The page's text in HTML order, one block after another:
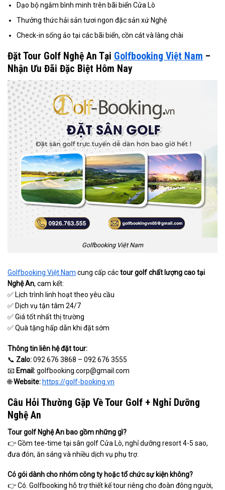
Dạo bộ ngắm bình minh trên bãi biển Cửa Lò
Thưởng thức hải sản tươi ngon đặc sản xứ Nghệ
Check-in sống ảo tại các bãi biển, cồn cát và làng chài
Đặt Tour Golf Nghệ An Tại Golfbooking Việt Nam –
Nhận Ưu Đãi Đặc Biệt Hôm Nay
Golfbooking Việt Nam
Golfbooking Việt Nam cung cấp cáctour golf chất lượng cao tại
Nghệ An, cam kết:
✅ Lịch trình linh hoạt theo yêu cầu
✅ Dịch vụ tận tâm 24/7
✅ Giá tốt nhất thị trường
✅ Quà tặng hấp dẫn khi đặt sớm
Thông tin liên hệ đặt tour:
📞 Zalo:092 676 3868 – 092 676 3555
📧 Email:golfbooking.corp@gmail.com
🌐Website: https://golf-booking.vn
Câu Hỏi Thường Gặp Về Tour Golf + Nghỉ Dưỡng
Nghệ An
Tour golf Nghệ An bao gồm những gì?
👉 Gồm tee-time tại sân golf Cửa Lò, nghỉ dưỡng resort 4-5 sao,
đưa đón, ăn sáng và nhiều dịch vụ phụ trợ.
Có gói dành cho nhóm công ty hoặc tổ chức sự kiện không?
👉 Có. Golfbooking hỗ trợ thiết kế tour riêng cho đoàn đông người,